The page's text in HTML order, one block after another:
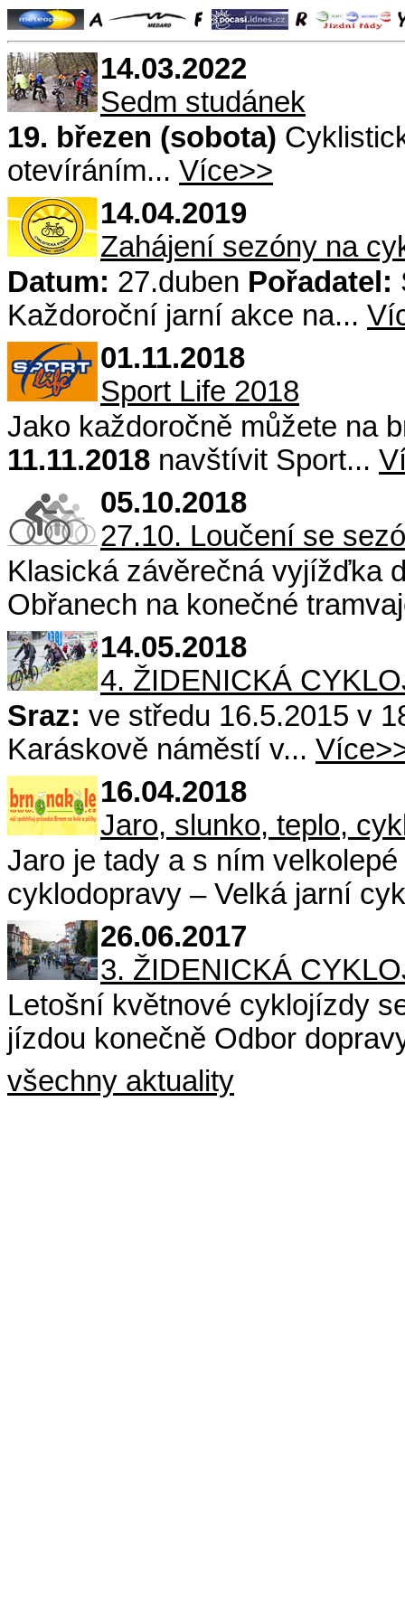
14.03.2022
Sedm studánek
19. březen (sobota)
otevíráním... Více>>
14.04.2019
Zahájení sezóny na
Datum: 27.duben Pořadatel:
Každoroční jarní akce na...
01.11.2018
Sport Life 2018
Jako každoročně můžete na
11.11.2018 navštívit Sport...
05.10.2018
27.10. Loučení se
Klasická závěrečná vyjížďka
Obřanech na konečné
14.05.2018
4. ŽIDENICKÁ
Sraz: ve středu 16.5.2015 v
Karáskově náměstí v...
16.04.2018
Jaro, slunko, teplo,
Jaro je tady a s ním
cyklodopravy – Velká jarní
26.06.2017
3. ŽIDENICKÁ
Letošní květnové cyklojízdy
jízdou konečně Odbor
všechny aktuality